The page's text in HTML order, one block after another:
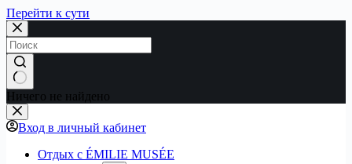
Перейти к сути
Ничего не найдено
Вход в личный кабинет
Отдых с ÉMILIE MUSÉE